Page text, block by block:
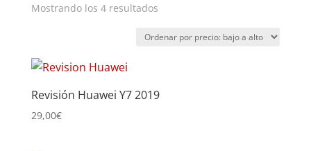
Mostrando los 4 resultadosOrdenado
precio:
Revisión Huawei Y7 2019
29,00€